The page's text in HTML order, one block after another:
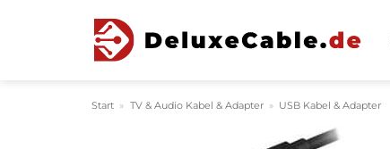
Start » TV & Audio Kabel & Adapter » USB Kabel & Adapter